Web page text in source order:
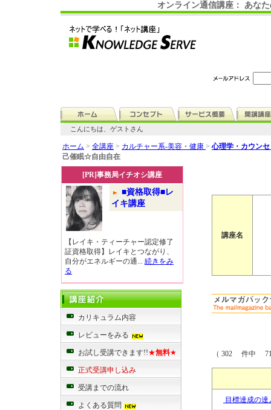
オンライン通信講座： あな
こんにちは、ゲストさん
ホーム > 全講座 > カルチャー系-美容・健康 >心理学・カウン
己催眠☆自由自在
[PR]事務局イチオシ講座
■資格取得■レ
イキ講座
【レイキ・ティーチャー認定修了
証資格取得】レイキとつながり、
自分がエネルギーの通... 続きをみ
る
カリキュラム内容
レビューをみる
お試し受講できます!!★無料★
正式受講申し込み
受講までの流れ
よくある質問
講座名
（ 302 件中
目標達成の達